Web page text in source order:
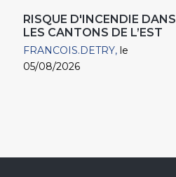
RISQUE D'INCENDIE DANS
LES CANTONS DE L’EST
FRANCOIS.DETRY le
05/08/2026